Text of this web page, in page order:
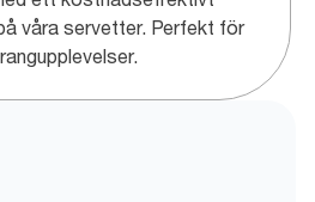
våra servetter. Perfekt för